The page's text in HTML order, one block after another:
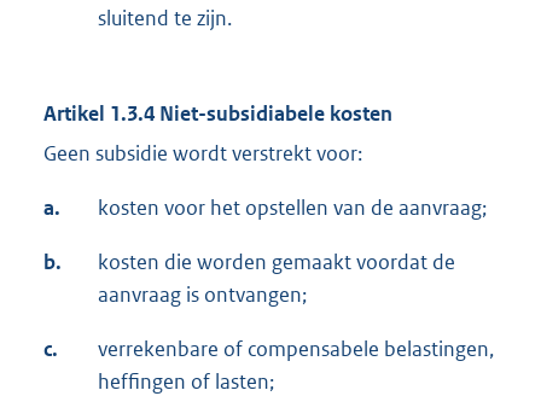
sluitend te zijn.
Artikel 1.3.4 Niet-subsidiabele kosten
Geen subsidie wordt verstrekt voor:
a. kosten voor het opstellen van de aanvraag;
b.
kosten die worden gemaakt voordat de
aanvraag is ontvangen;
c.
verrekenbare of compensabele belastingen,
heffingen of lasten;